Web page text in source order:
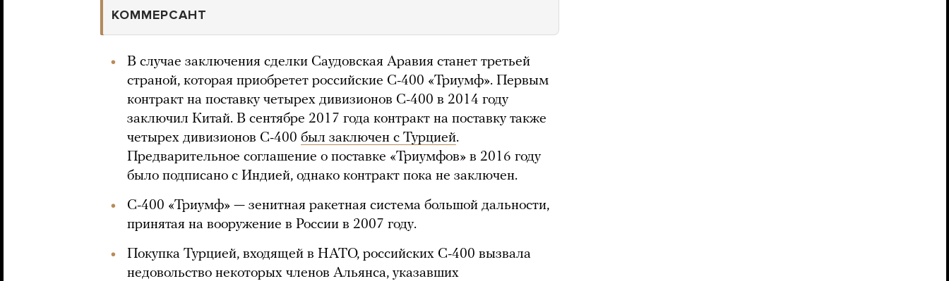
КОММЕРСАНТ
В случае заключения сделки Саудовская Аравия станет третьей
страной, которая приобретет российские С-400 «Триумф». Первым
контракт на поставку четырех дивизионов С-400 в 2014 году
заключил Китай. В сентябре 2017 года контракт на поставку также
четырех дивизионов С-400 был заключен с Турцией.
Предварительное соглашение о поставке «Триумфов» в 2016 году
было подписано с Индией, однако контракт пока не заключен.
С-400 «Триумф» — зенитная ракетная система большой дальности,
принятая на вооружение в России в 2007 году.
Покупка Турцией, входящей в НАТО, российских С-400 вызвала
недовольство некоторых членов Альянса, указавших